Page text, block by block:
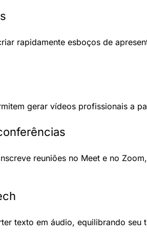
rapidamente esboços de
gerar vídeos profissionais a
reuniões no Meet e no
texto em áudio, equilibrando seu